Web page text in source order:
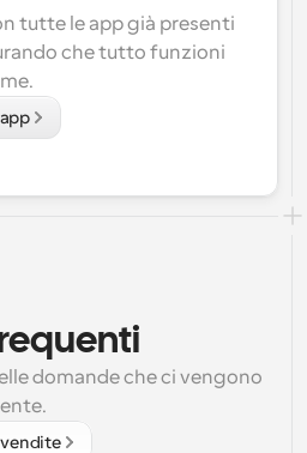
tutte le app già presenti
che tutto funzioni
domande che ci vengono
vendite